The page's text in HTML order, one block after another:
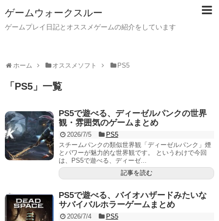
ゲームウォークスルー
ゲームプレイ日記とオススメゲームの紹介をしています
ホーム オススメソフト PS5
「 PS5 」 一覧
PS5で遊べる、ディーゼルパンクの世界
観・雰囲気のゲームまとめ
2026/7/5
PS5
スチームパンクの類似世界観「ディーゼルパンク」煙
とパワーが魅力的な世界観です。 というわけで今回
は、PS5で遊べる、ディーゼ...
記事を読む
PS5で遊べる、バイオハザードみたいな
サバイバルホラーゲームまとめ
2026/7/4
PS5